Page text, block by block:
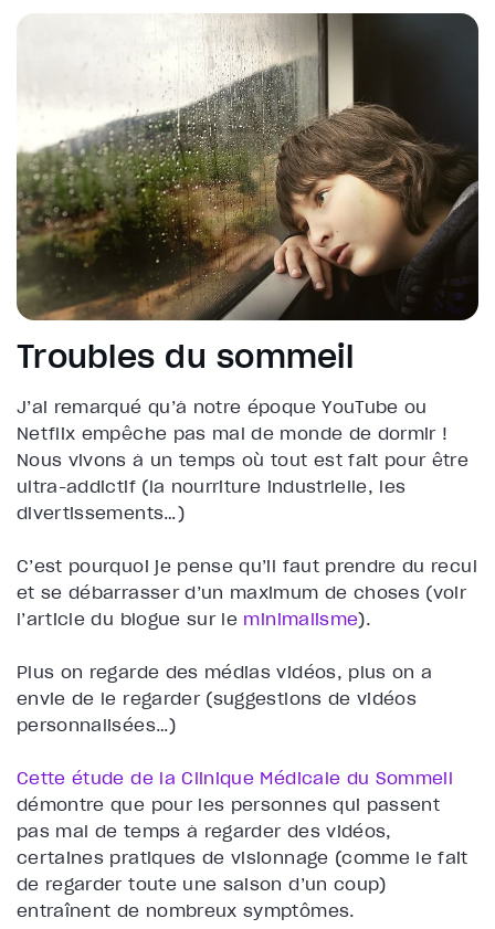
Troubles du sommeil
J’ai remarqué qu’à notre époque YouTube ou
Netflix empêche pas mal de monde de dormir !
Nous vivons à un temps où tout est fait pour être
ultra-addictif (la nourriture industrielle, les
divertissements…)
C’est pourquoi je pense qu’il faut prendre du recul
et se débarrasser d’un maximum de choses (voir
l’article du blogue sur le minimalisme).
Plus on regarde des médias vidéos, plus on a
envie de le regarder (suggestions de vidéos
personnalisées…)
Cette étude de la Clinique Médicale du Sommeil
démontre que pour les personnes qui passent
pas mal de temps à regarder des vidéos,
certaines pratiques de visionnage (comme le fait
de regarder toute une saison d’un coup)
entraînent de nombreux symptômes.